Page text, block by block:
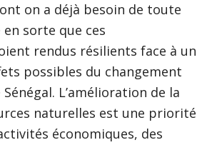
on a déjà besoin de toute
sorte que ces
rendus résilients face à un
possibles du changement
L’amélioration de la
naturelles est une priorité
économiques, des